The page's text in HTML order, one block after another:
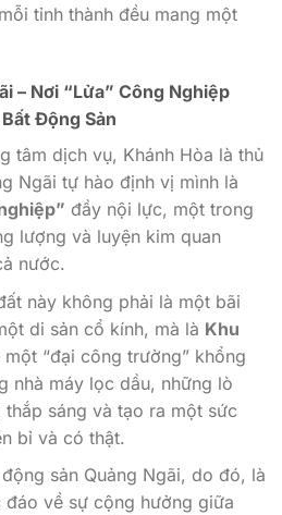
tỉnh thành đều mang một
– Nơi “Lửa” Công Nghiệp
Động Sản
tâm dịch vụ, Khánh Hòa là thủ
Ngãi tự hào định vị mình là
đầy nội lực, một trong
lượng và luyện kim quan
nước.
này không phải là một bãi
di sản cổ kính, mà là Khu
“đại công trường” khổng
nhà máy lọc dầu, những lò
sáng và tạo ra một sức
bỉ và có thật.
sản Quảng Ngãi, do đó, là
đáo về sự cộng hưởng giữa